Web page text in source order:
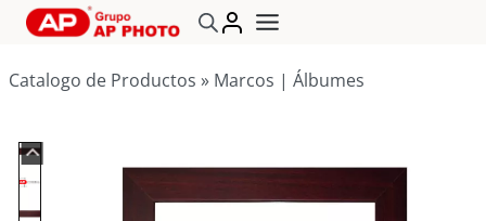
Saltar
Catalogo de Productos » Marcos | Álbumes